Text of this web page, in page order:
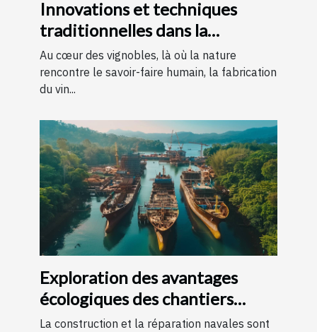
Innovations et techniques
traditionnelles dans la
fabrication du vin
Au cœur des vignobles, là où la nature
rencontre le savoir-faire humain, la fabrication
du vin...
Exploration des avantages
écologiques des chantiers
navals locaux
La construction et la réparation navales sont